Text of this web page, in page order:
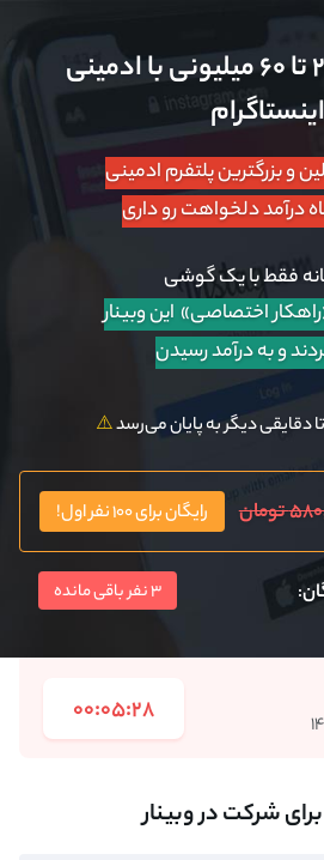
وبینار درآمد ۲۰ تا ۶۰ میلیونی با ادمینی
اینستاگرام
و بزرگترین پلتفرم ادمینی
فقط با یک گوشی
این وبینار
و به درآمد رسیدن
دقایقی دیگر به پایان می‌رسد⚠️
تومان رایگان برای ۱۰۰ نفر اول!
: 3 نفر باقی مانده
00:05:28
شرکت در وبینار